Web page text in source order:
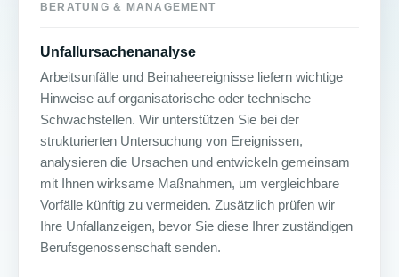
BERATUNG & MANAGEMENT
Unfallursachenanalyse
Arbeitsunfälle und Beinaheereignisse liefern wichtige
Hinweise auf organisatorische oder technische
Schwachstellen. Wir unterstützen Sie bei der
strukturierten Untersuchung von Ereignissen,
analysieren die Ursachen und entwickeln gemeinsam
mit Ihnen wirksame Maßnahmen, um vergleichbare
Vorfälle künftig zu vermeiden. Zusätzlich prüfen wir
Ihre Unfallanzeigen, bevor Sie diese Ihrer zuständigen
Berufsgenossenschaft senden.